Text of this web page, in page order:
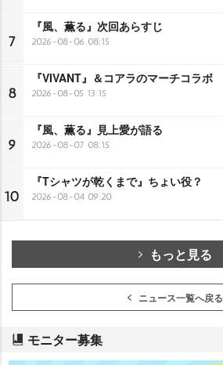
7
『風、薫る』次回あらすじ
2026-08-06 08:15
8
『VIVANT』＆コアラのマーチコラボ
2026-08-05 13:15
9
『風、薫る』見上愛が語る
2026-08-07 08:15
10
『Tシャツが乾くまで』ちょい役？
2026-08-04 09:20
もっと見る
ニュース一覧へ戻る
モニター募集